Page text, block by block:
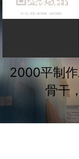
7年绿
经验
2000平制
骨干